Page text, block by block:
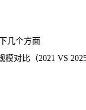
几个方面
比（2021 VS 2025